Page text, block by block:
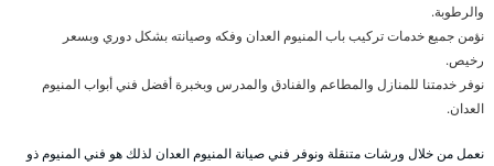
والرطوبة.
نؤمن جميع خدمات تركيب باب المنيوم العدان وفكه وصيانته بشكل دوري وبسعر
رخيص.
نوفر خدمتنا للمنازل والمطاعم والفنادق والمدرس وبخبرة أفضل فني أبواب المنيوم
العدان.
نعمل من خلال ورشات متنقلة ونوفر فني صيانة المنيوم العدان لذلك هو فني المنيوم ذو